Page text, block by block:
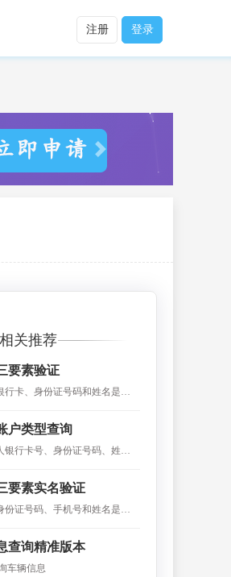
注册 登录
相关推荐
要素验证
行卡、身份证号码和姓名是否
户类型查询
银行卡号、身份证号码、姓名
类账户等。
要素实名验证
份证号码、手机号和姓名是否
查询精准版本
车辆信息